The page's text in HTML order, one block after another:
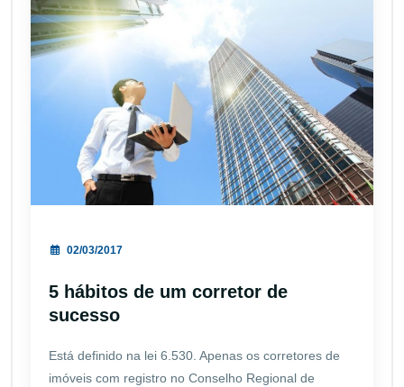
02/03/2017
5 hábitos de um corretor de
sucesso
Está definido na lei 6.530. Apenas os corretores de
imóveis com registro no Conselho Regional de